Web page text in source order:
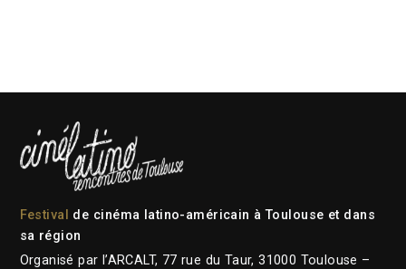
Festival
de cinéma latino-américain à Toulouse et dans
sa région
Organisé par l’ARCALT, 77 rue du Taur, 31000 Toulouse –